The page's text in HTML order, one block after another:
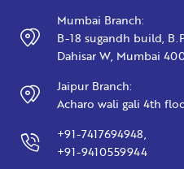
Mumbai Branch:
B-18 sugandh build,
Dahisar W, Mumbai
Jaipur Branch:
Acharo wali gali 4th
+91-7417694948,
+91-9410559944